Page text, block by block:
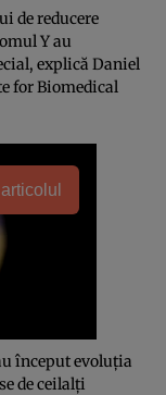
de reducere
Y au
explică Daniel
for Biomedical
început evoluţia
de ceilalţi